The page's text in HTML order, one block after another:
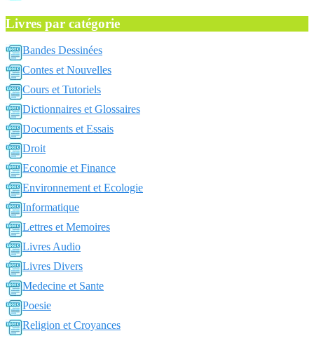
Livres par catégorie
Bandes Dessinées
Contes et Nouvelles
Cours et Tutoriels
Dictionnaires et Glossaires
Documents et Essais
Droit
Economie et Finance
Environnement et Ecologie
Informatique
Lettres et Memoires
Livres Audio
Livres Divers
Medecine et Sante
Poesie
Religion et Croyances